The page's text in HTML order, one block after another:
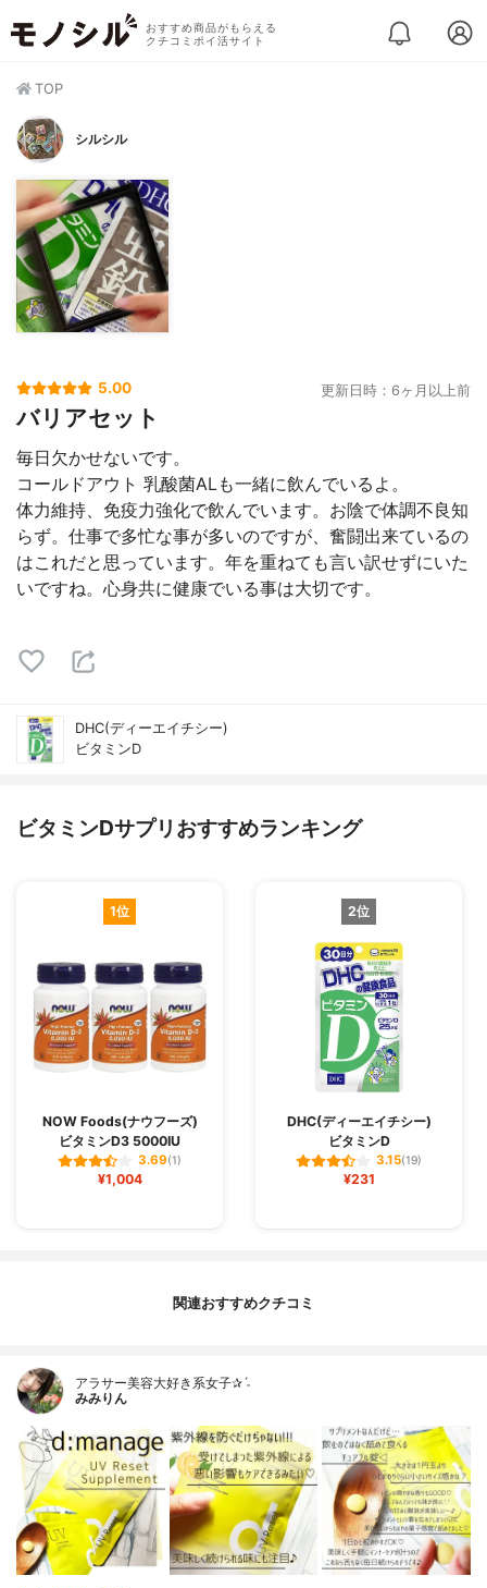
おすすめ商品がもらえる
クチコミポイ活サイト
TOP
シルシル
5.00 更新日時：6ヶ月以上前
バリアセット
毎日欠かせないです。
コールドアウト 乳酸菌ALも一緒に飲んでいるよ。
体力維持、免疫力強化で飲んでいます。お陰で体調不良知
らず。仕事で多忙な事が多いのですが、奮闘出来ているの
はこれだと思っています。年を重ねても言い訳せずにいた
いですね。心身共に健康でいる事は大切です。
DHC(ディーエイチシー)
ビタミンD
ビタミンDサプリおすすめランキング
1位
NOW Foods(ナウフーズ)
ビタミンD3 5000IU
3.69(1)
¥1,004
2位
DHC(ディーエイチシー)
ビタミンD
3.15(19)
¥231
関連おすすめクチコミ
アラサー美容大好き系女子✰ˊ˗
みみりん